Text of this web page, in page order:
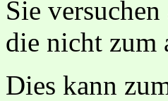
Sie
die nicht zum
Dies kann